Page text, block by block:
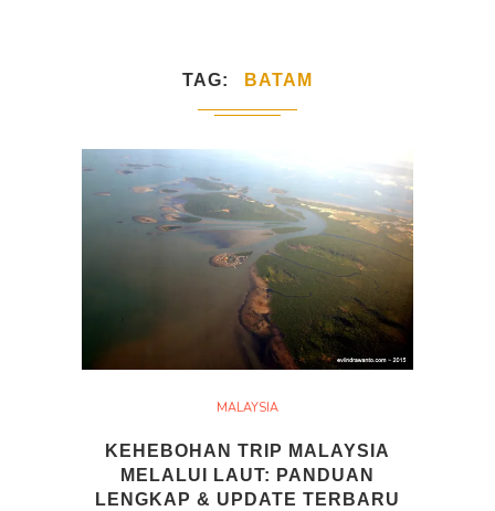
TAG BATAM
MALAYSIA
KEHEBOHAN TRIP MALAYSIA
MELALUI LAUT: PANDUAN
LENGKAP & UPDATE TERBARU